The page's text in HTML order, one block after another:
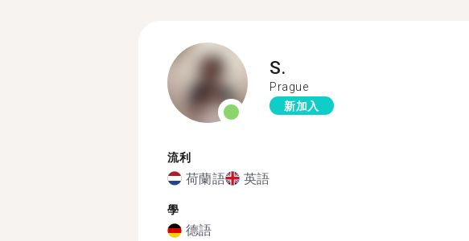
S.
Prague
新加入
流利
荷蘭語 英語
學
德語